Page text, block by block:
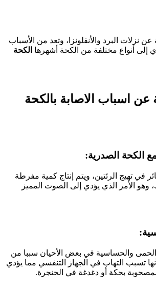
نزلات البرد والأنفلونزا، وتعد من الأسباب
إلى أنواع مختلفة من الكحة أشهرها الكحة
اسباب الاصابة بالكحة
في تهيج الرئتين، ويتم إنتاج كمية مفرطة
وهو الأمر الذي يؤدي إلى الصوت المميز
والحساسية في بعض الأحيان سببا من
تسبب التهاب في الجهاز التنفسي مما يؤدي
بحكة أو دغدغة في الحنجرة.